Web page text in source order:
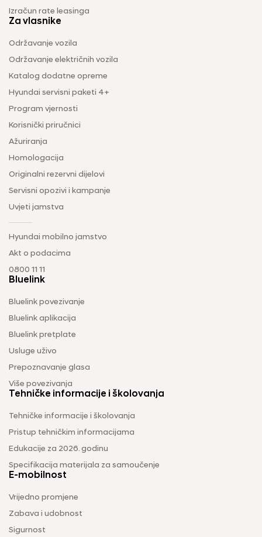
Izračun rate leasinga
Za vlasnike
Održavanje vozila
Održavanje električnih vozila
Katalog dodatne opreme
Hyundai servisni paketi 4+
Program vjernosti
Korisnički priručnici
Ažuriranja
Homologacija
Originalni rezervni dijelovi
Servisni opozivi i kampanje
Uvjeti jamstva
Hyundai mobilno jamstvo
Akt o podacima
0800 11 11
Bluelink
Bluelink povezivanje
Bluelink aplikacija
Bluelink pretplate
Usluge uživo
Prepoznavanje glasa
Više povezivanja
Tehničke informacije i školovanja
Tehničke informacije i školovanja
Pristup tehničkim informacijama
Edukacije za 2026. godinu
Specifikacija materijala za samoučenje
E-mobilnost
Vrijedno promjene
Zabava i udobnost
Sigurnost